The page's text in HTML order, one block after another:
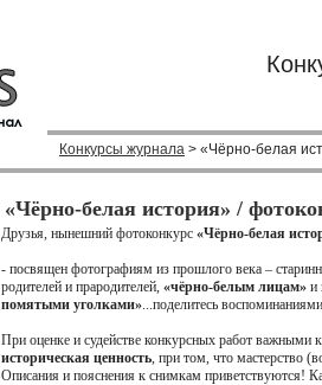
Конкурсы журнала > «Чёрно-белая
«Чёрно-белая история» /
Друзья, нынешний фотоконкурс «Чёрно-белая
- посвящен фотографиям из прошлого века –
родителей и прародителей, «чёрно-белым лицам» и
помятыми уголками»...поделитесь
При оценке и судействе конкурсных работ важными
историческая ценность, при том, что мастерство
Описания и пояснения к снимкам приветствуются!